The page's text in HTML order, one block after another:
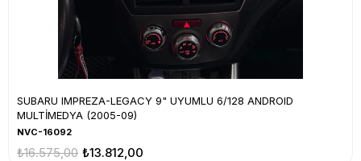
SUBARU IMPREZA-LEGACY 9" UYUMLU 6/128 ANDROID
MULTİMEDYA (2005-09)
NVC-16092
₺13.812,00
₺16.575,00